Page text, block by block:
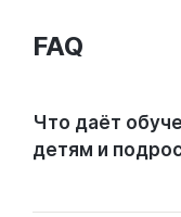
FAQ
Что даёт
детям и